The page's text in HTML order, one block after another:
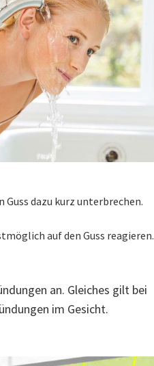
Guss dazu kurz unterbrechen.
auf den Guss reagieren.
an. Gleiches gilt bei
im Gesicht.